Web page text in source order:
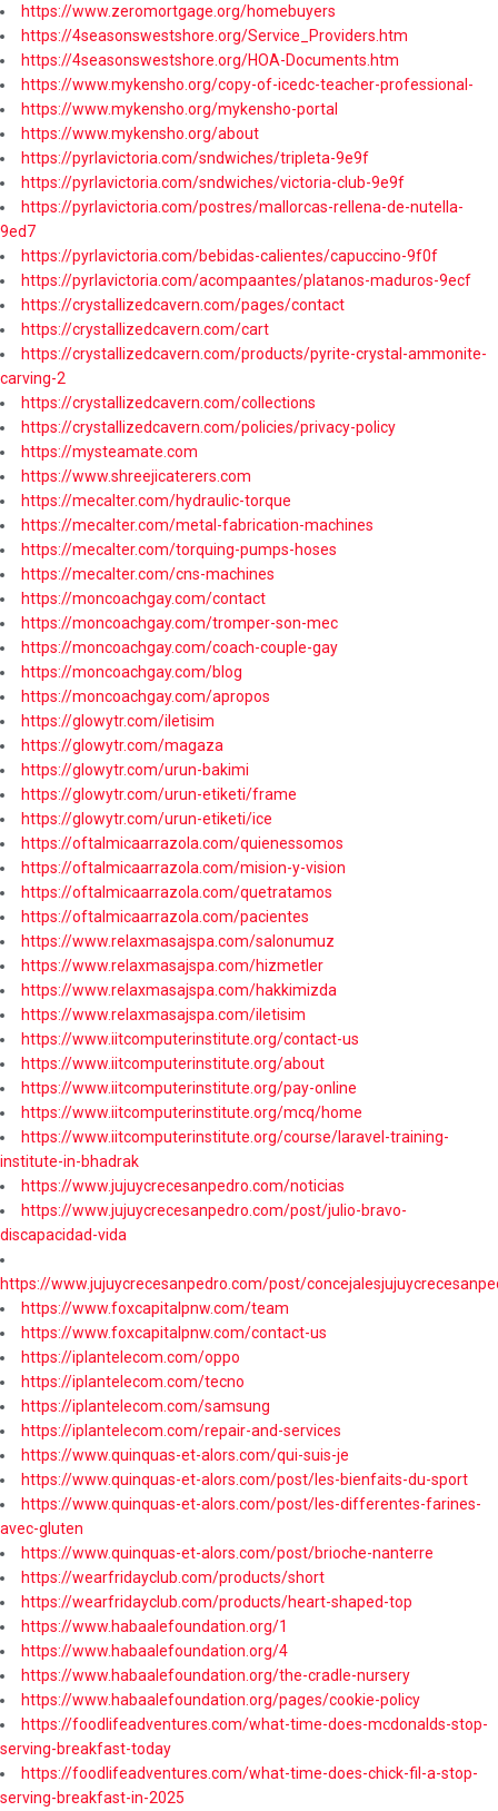
https://www.zeromortgage.org/homebuyers
https://4seasonswestshore.org/Service_Providers.htm
https://4seasonswestshore.org/HOA-Documents.htm
https://www.mykensho.org/copy-of-icedc-teacher-professional-
https://www.mykensho.org/mykensho-portal
https://www.mykensho.org/about
https://pyrlavictoria.com/sndwiches/tripleta-9e9f
https://pyrlavictoria.com/sndwiches/victoria-club-9e9f
https://pyrlavictoria.com/postres/mallorcas-rellena-de-nutella-
9ed7
https://pyrlavictoria.com/bebidas-calientes/capuccino-9f0f
https://pyrlavictoria.com/acompaantes/platanos-maduros-9ecf
https://crystallizedcavern.com/pages/contact
https://crystallizedcavern.com/cart
https://crystallizedcavern.com/products/pyrite-crystal-ammonite-
carving-2
https://crystallizedcavern.com/collections
https://crystallizedcavern.com/policies/privacy-policy
https://mysteamate.com
https://www.shreejicaterers.com
https://mecalter.com/hydraulic-torque
https://mecalter.com/metal-fabrication-machines
https://mecalter.com/torquing-pumps-hoses
https://mecalter.com/cns-machines
https://moncoachgay.com/contact
https://moncoachgay.com/tromper-son-mec
https://moncoachgay.com/coach-couple-gay
https://moncoachgay.com/blog
https://moncoachgay.com/apropos
https://glowytr.com/iletisim
https://glowytr.com/magaza
https://glowytr.com/urun-bakimi
https://glowytr.com/urun-etiketi/frame
https://glowytr.com/urun-etiketi/ice
https://oftalmicaarrazola.com/quienessomos
https://oftalmicaarrazola.com/mision-y-vision
https://oftalmicaarrazola.com/quetratamos
https://oftalmicaarrazola.com/pacientes
https://www.relaxmasajspa.com/salonumuz
https://www.relaxmasajspa.com/hizmetler
https://www.relaxmasajspa.com/hakkimizda
https://www.relaxmasajspa.com/iletisim
https://www.iitcomputerinstitute.org/contact-us
https://www.iitcomputerinstitute.org/about
https://www.iitcomputerinstitute.org/pay-online
https://www.iitcomputerinstitute.org/mcq/home
https://www.iitcomputerinstitute.org/course/laravel-training-
institute-in-bhadrak
https://www.jujuycrecesanpedro.com/noticias
https://www.jujuycrecesanpedro.com/post/julio-bravo-
discapacidad-vida
https://www.jujuycrecesanpedro.com/post/
https://www.foxcapitalpnw.com/team
https://www.foxcapitalpnw.com/contact-us
https://iplantelecom.com/oppo
https://iplantelecom.com/tecno
https://iplantelecom.com/samsung
https://iplantelecom.com/repair-and-services
https://www.quinquas-et-alors.com/qui-suis-je
https://www.quinquas-et-alors.com/post/les-bienfaits-du-sport
https://www.quinquas-et-alors.com/post/les-differentes-farines-
avec-gluten
https://www.quinquas-et-alors.com/post/brioche-nanterre
https://wearfridayclub.com/products/short
https://wearfridayclub.com/products/heart-shaped-top
https://www.habaalefoundation.org/1
https://www.habaalefoundation.org/4
https://www.habaalefoundation.org/the-cradle-nursery
https://www.habaalefoundation.org/pages/cookie-policy
https://foodlifeadventures.com/what-time-does-mcdonalds-stop-
serving-breakfast-today
https://foodlifeadventures.com/what-time-does-chick-fil-a-stop-
serving-breakfast-in-2025